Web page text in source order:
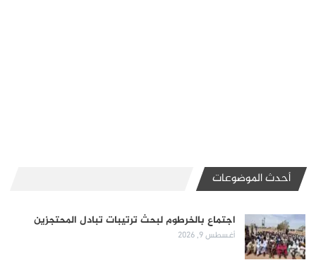
أحدث الموضوعات
اجتماع بالخرطوم لبحث ترتيبات تبادل المحتجزين
أغسطس 9, 2026